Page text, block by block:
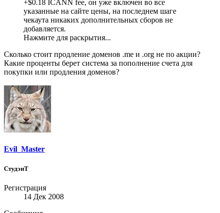
+$0.18 ICANN fee, он уже включен во все
указанные на сайте цены, на последнем шаге
чекаута никаких дополнительных сборов не
добавляется.
Нажмите для раскрытия...
Сколько стоит продление доменов .me и .org не по акции?
Какие проценты берет система за пополнение счета для
покупки или продления доменов?
Evil_Master
СтудэнТ
Регистрация
14 Дек 2008